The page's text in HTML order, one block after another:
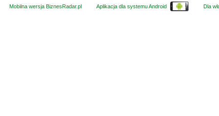
Mobilna wersja BiznesRadar.pl
Aplikacja dla systemu Android Dla